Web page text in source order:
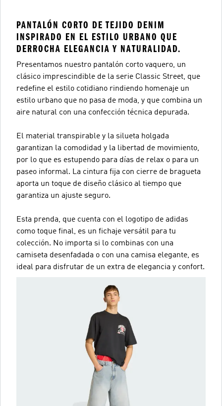
PANTALÓN CORTO DE TEJIDO DENIM
INSPIRADO EN EL ESTILO URBANO QUE
DERROCHA ELEGANCIA Y NATURALIDAD.
Presentamos nuestro pantalón corto vaquero, un
clásico imprescindible de la serie Classic Street, que
redefine el estilo cotidiano rindiendo homenaje un
estilo urbano que no pasa de moda, y que combina un
aire natural con una confección técnica depurada.
El material transpirable y la silueta holgada
garantizan la comodidad y la libertad de movimiento,
por lo que es estupendo para días de relax o para un
paseo informal. La cintura fija con cierre de bragueta
aporta un toque de diseño clásico al tiempo que
garantiza un ajuste seguro.
Esta prenda, que cuenta con el logotipo de adidas
como toque final, es un fichaje versátil para tu
colección. No importa si lo combinas con una
camiseta desenfadada o con una camisa elegante, es
ideal para disfrutar de un extra de elegancia y confort.